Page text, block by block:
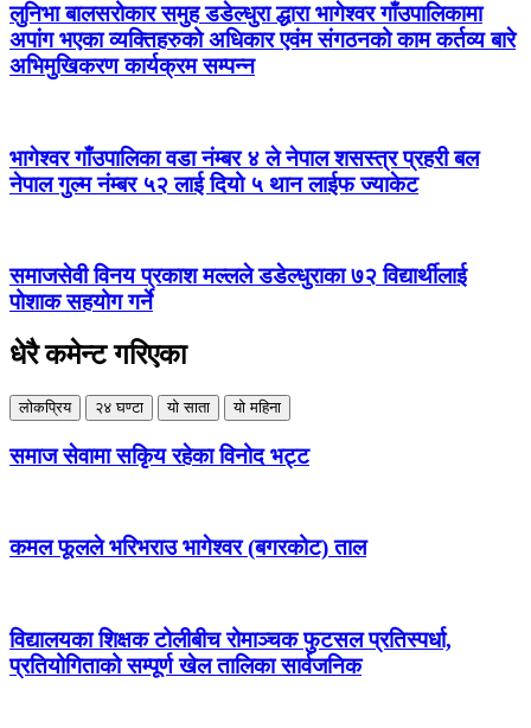
लुनिभा बालसरोकार समुह डडेल्धुरा द्धारा भागेश्वर गाँउपालिकामा
अपांग भएका व्यक्तिहरुको अधिकार एवंम संगठनको काम कर्तव्य बारे
अभिमुखिकरण कार्यक्रम सम्पन्न
भागेश्वर गाँउपालिका वडा नंम्बर ४ ले नेपाल शसस्त्र प्रहरी बल
नेपाल गुल्म नंम्बर ५२ लाई दियो ५ थान लाईफ ज्याकेट
समाजसेवी विनय प्रकाश मल्लले डडेल्धुराका ७२ विद्यार्थीलाई
पोशाक सहयोग गर्ने
धेरै कमेन्ट गरिएका
लोकप्रिय २४ घण्टा यो साता यो महिना
समाज सेवामा सकिृय रहेका विनोद भट्ट
कमल फूलले भरिभराउ भागेश्वर (बगरकोट) ताल
विद्यालयका शिक्षक टोलीबीच रोमाञ्चक फुटसल प्रतिस्पर्धा,
प्रतियोगिताको सम्पूर्ण खेल तालिका सार्वजनिक